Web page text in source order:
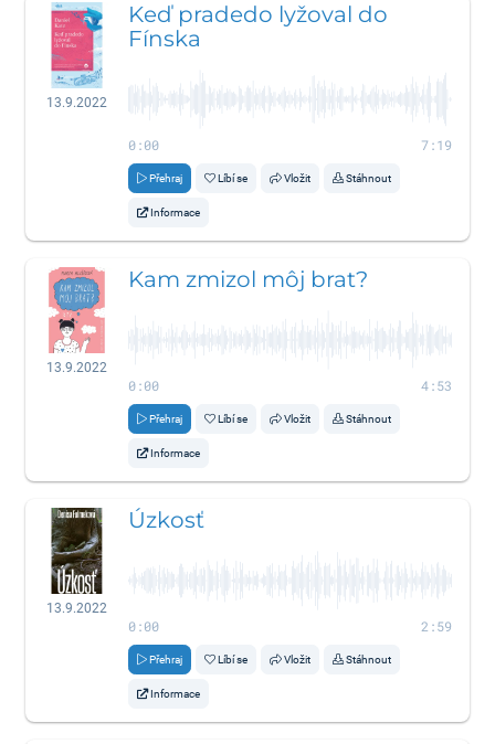
13.9.2022
Keď pradedo lyžoval do
Fínska
0:00 7:19
Přehraj Líbí se Vložit Stáhnout
Informace
13.9.2022
Kam zmizol môj brat?
0:00 4:53
Přehraj Líbí se Vložit Stáhnout
Informace
13.9.2022
Úzkosť
0:00 2:59
Přehraj Líbí se Vložit Stáhnout
Informace